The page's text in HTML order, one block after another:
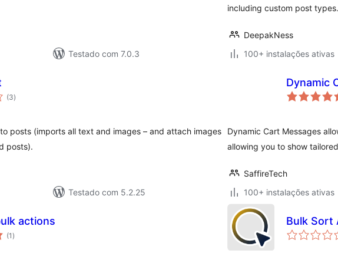
Testado com 7.0.3
including custom post types.
DeepakNess
100+ instalações ativas
(3avaliações
totais
)
posts (imports all text and images – and attach images
posts).
Testado com 5.2.25
Dynamic
Dynamic Cart Messages
allowing you to show
SaffireTech
100+ instalações ativas
actions
(1 avaliações
totais
)
Bulk Sort